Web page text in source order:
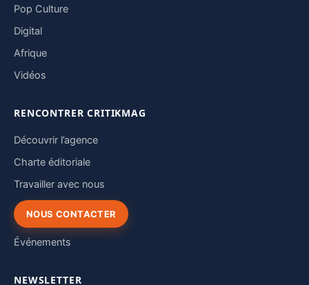
Pop Culture
Digital
Afrique
Vidéos
RENCONTRER CRITIKMAG
Découvrir l’agence
Charte éditoriale
Travailler avec nous
NOUS CONTACTER
Événements
NEWSLETTER